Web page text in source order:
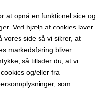
at opnå en funktionel side og
Ved hjælp af cookies laver
vores side så vi sikrer, at
markedsføring bliver
så tillader du, at vi
og/eller fra
som
100 gr